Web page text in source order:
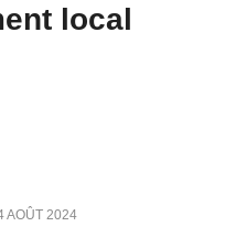
local
AOÛT 2024